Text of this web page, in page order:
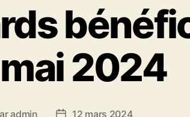
2024
admin 12 mars 2024